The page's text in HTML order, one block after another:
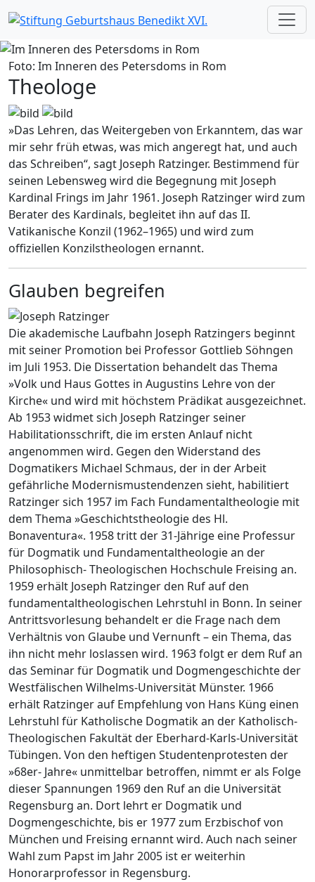
Foto: Im Inneren des Petersdoms in Rom
Theologe
»Das Lehren, das Weitergeben von Erkanntem, das war
mir sehr früh etwas, was mich angeregt hat, und auch
das Schreiben“, sagt Joseph Ratzinger. Bestimmend für
seinen Lebensweg wird die Begegnung mit Joseph
Kardinal Frings im Jahr 1961. Joseph Ratzinger wird zum
Berater des Kardinals, begleitet ihn auf das II.
Vatikanische Konzil (1962–1965) und wird zum
offiziellen Konzilstheologen ernannt.
Glauben begreifen
Die akademische Laufbahn Joseph Ratzingers beginnt
mit seiner Promotion bei Professor Gottlieb Söhngen
im Juli 1953. Die Dissertation behandelt das Thema
»Volk und Haus Gottes in Augustins Lehre von der
Kirche« und wird mit höchstem Prädikat ausgezeichnet.
Ab 1953 widmet sich Joseph Ratzinger seiner
Habilitationsschrift, die im ersten Anlauf nicht
angenommen wird. Gegen den Widerstand des
Dogmatikers Michael Schmaus, der in der Arbeit
gefährliche Modernismustendenzen sieht, habilitiert
Ratzinger sich 1957 im Fach Fundamentaltheologie mit
dem Thema »Geschichtstheologie des Hl.
Bonaventura«. 1958 tritt der 31-Jährige eine Professur
für Dogmatik und Fundamentaltheologie an der
Philosophisch- Theologischen Hochschule Freising an.
1959 erhält Joseph Ratzinger den Ruf auf den
fundamentaltheologischen Lehrstuhl in Bonn. In seiner
Antrittsvorlesung behandelt er die Frage nach dem
Verhältnis von Glaube und Vernunft – ein Thema, das
ihn nicht mehr loslassen wird. 1963 folgt er dem Ruf an
das Seminar für Dogmatik und Dogmengeschichte der
Westfälischen Wilhelms-Universität Münster. 1966
erhält Ratzinger auf Empfehlung von Hans Küng einen
Lehrstuhl für Katholische Dogmatik an der Katholisch-
Theologischen Fakultät der Eberhard-Karls-Universität
Tübingen. Von den heftigen Studentenprotesten der
»68er- Jahre« unmittelbar betroffen, nimmt er als Folge
dieser Spannungen 1969 den Ruf an die Universität
Regensburg an. Dort lehrt er Dogmatik und
Dogmengeschichte, bis er 1977 zum Erzbischof von
München und Freising ernannt wird. Auch nach seiner
Wahl zum Papst im Jahr 2005 ist er weiterhin
Honorarprofessor in Regensburg.